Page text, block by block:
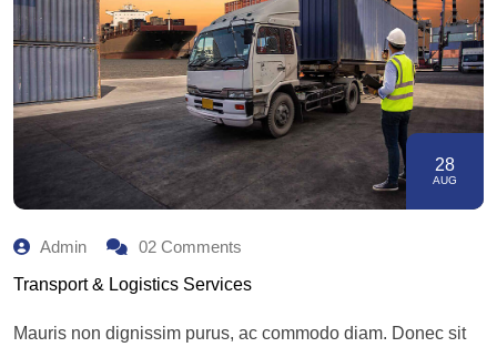
28
AUG
Admin
02 Comments
Transport & Logistics Services
Mauris non dignissim purus, ac commodo diam. Donec sit